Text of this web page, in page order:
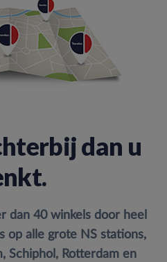
dan u
dan 40 winkels door heel
op alle grote NS stations,
Schiphol, Rotterdam en